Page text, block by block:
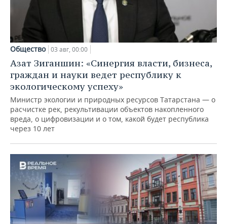
Общество 03 авг, 00:00
Азат Зиганшин: «Синергия власти, бизнеса,
граждан и науки ведет республику к
экологическому успеху»
Министр экологии и природных ресурсов Татарстана — о
расчистке рек, рекультивации объектов накопленного
вреда, о цифровизации и о том, какой будет республика
через 10 лет